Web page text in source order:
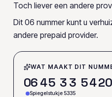
Toch liever een andere
Dit 06 nummer kunt u
andere prepaid provider.
WAT MAAKT DIT
0645 33 5420
Spiegelstukje 5335